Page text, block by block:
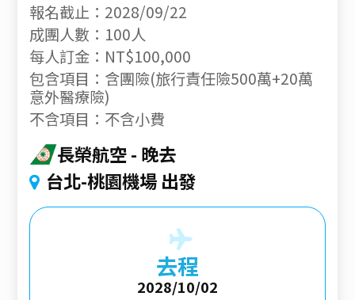
報名截止：2028/09/22
成團人數：100人
每人訂金：NT$100,000
包含項目：含團險(旅行責任險500萬+20萬
意外醫療險)
不含項目：不含小費
長榮航空 晚去
台北-桃園機場 出發
去程
2028/10/02